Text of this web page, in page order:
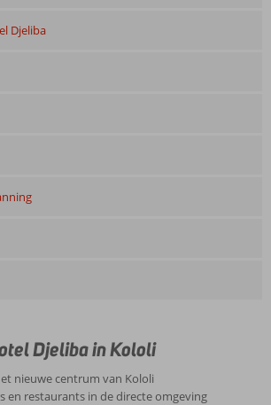
Djeliba
Djeliba in Kololi
nieuwe centrum van Kololi
en restaurants in de directe omgeving